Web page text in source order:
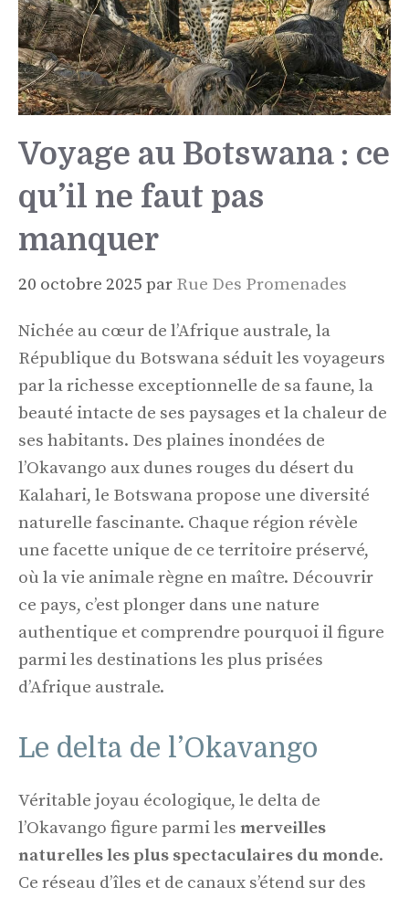
Voyage au Botswana : ce
qu’il ne faut pas
manquer
20 octobre 2025 par Rue Des Promenades
Nichée au cœur de l’Afrique australe, la
République du Botswana séduit les voyageurs
par la richesse exceptionnelle de sa faune, la
beauté intacte de ses paysages et la chaleur de
ses habitants. Des plaines inondées de
l’Okavango aux dunes rouges du désert du
Kalahari, le Botswana propose une diversité
naturelle fascinante. Chaque région révèle
une facette unique de ce territoire préservé,
où la vie animale règne en maître. Découvrir
ce pays, c’est plonger dans une nature
authentique et comprendre pourquoi il figure
parmi les destinations les plus prisées
d’Afrique australe.
Le delta de l’Okavango
Véritable joyau écologique, le delta de
l’Okavango figure parmi les merveilles
naturelles les plus spectaculaires du monde.
Ce réseau d’îles et de canaux s’étend sur des